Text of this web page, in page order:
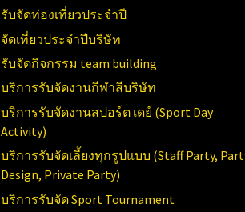
รับจัดท่องเที่ยวประจำปี
จัดเที่ยวประจำปีบริษัท
รับจัดกิจกรรม team building
บริการรับจัดงานกีฬาสีบริษัท
บริการรับจัดงานสปอร์ต เดย์ (Sport Day
Activity)
บริการรับจัดเลี้ยงทุกรูปแบบ (Staff Party,
Design, Private Party)
บริการรับจัดSport Tournament